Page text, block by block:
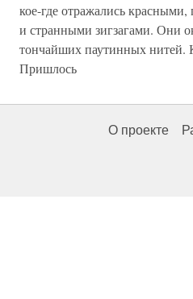
кое-где отражались
и странными зигзагами. Они
тончайших паутинных нитей.
Пришлось
О проекте